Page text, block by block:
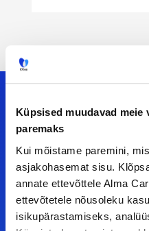
Küpsised muudavad meie
paremaks
Kui mõistame paremini,
asjakohasemat sisu.
annate ettevõttele Alma
ettevõtetele nõusoleku
isikupärastamiseks,
Tööelublogi.ee lehelt
kursis tööturu
ettepanekuid erinevate
teha koostööd, siis